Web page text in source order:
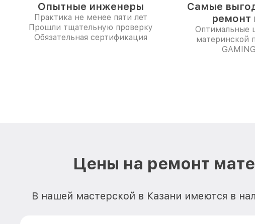
Опытные инженеры
Практика не менее пяти лет
Прошли тщательную проверку
Обязательная сертификация
Самые
ремонт
Оптимальные
материнской
Цены на ремонт
В нашей мастерской в Казани имеются в